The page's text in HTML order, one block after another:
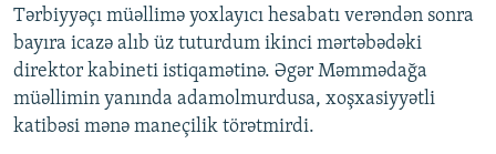
Tərbiyyəçı müəllimə yoxlayıcı hesabatı verəndən sonra
bayıra icazə alıb üz tuturdum ikinci mərtəbədəki
direktor kabineti istiqamətinə. Əgər Məmmədağa
müəllimin yanında adamolmurdusa, xoşxasiyyətli
katibəsi mənə maneçilik törətmirdi.